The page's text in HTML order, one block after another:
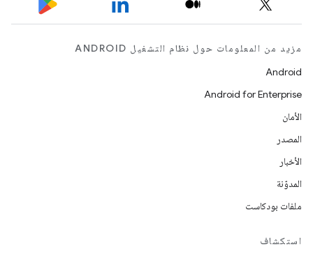
مزيد من المعلومات حول نظام التشغيل ANDROID
Android
Android for Enterprise
الأمان
المصدر
الأخبار
المدوّنة
ملفات بودكاست
استكشاف